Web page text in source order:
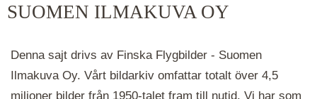
hålla ned ctrl-tangenten och scrolla.
SUOMEN ILMAKUVA OY
Denna sajt drivs av Finska Flygbilder - Suomen
Ilmakuva Oy. Vårt bildarkiv omfattar totalt över 4,5
miljoner bilder från 1950-talet fram till nutid. Vi har som